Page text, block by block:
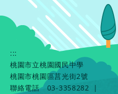
:::
桃園市立桃園國民中學
桃園市桃園區莒光街2號
聯絡電話
03-3358282
|